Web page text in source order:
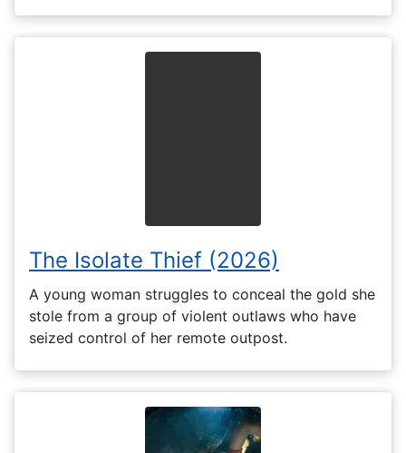
The Isolate Thief (2026)
A young woman struggles to conceal the gold she
stole from a group of violent outlaws who have
seized control of her remote outpost.